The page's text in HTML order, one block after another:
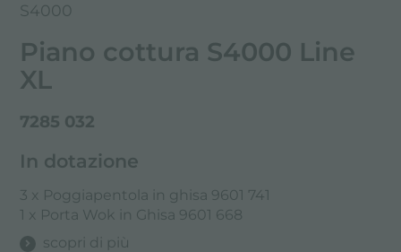
S4000
Piano cottura S4000 Line
XL
7285 032
In dotazione
3 x Poggiapentola in ghisa 9601 741
1 x Porta Wok in Ghisa 9601 668
scopri di più